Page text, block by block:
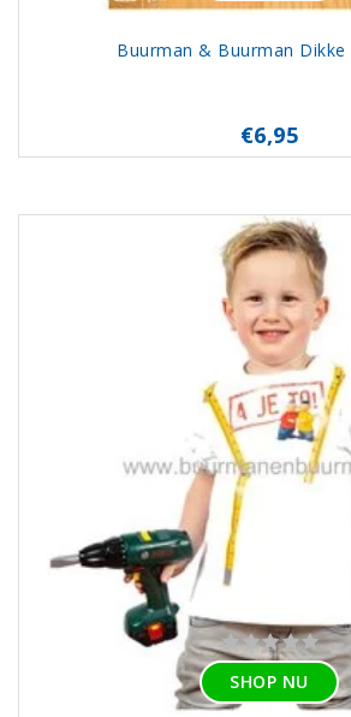
Buurman & Buurman Dikke
€6,95
SHOP NU